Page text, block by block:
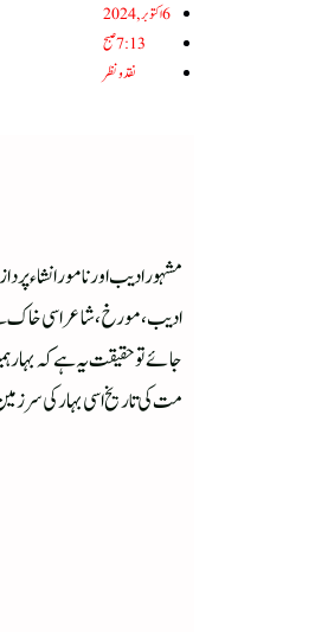
6اکتوبر, 2024
7:13 صبح
نقد ونظر
مشہور ادیب اور نامور انشاء
ادیب،مورخ ، شاعر اسی خاک
جائے تو حقیقت یہ ہے کہ بہار
مت کی تاریخ اسی بہار کی